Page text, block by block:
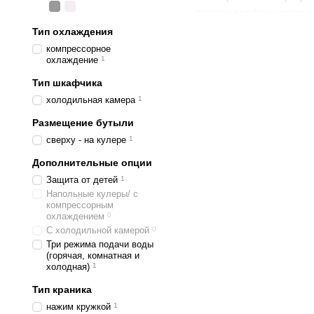
Тип охлаждения
компрессорное
охлаждение 1
Тип шкафчика
холодильная камера 1
Размещение бутыли
сверху - на кулере 1
Дополнительные опции
Защита от детей 1
Напольные кулеры/ с
компрессорным
охлаждением 0
С холодильной камерой 0
Три режима подачи воды
(горячая, комнатная и
холодная) 1
Тип краника
нажим кружкой 1